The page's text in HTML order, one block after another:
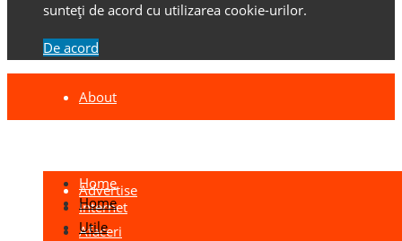
sunteți de acord cu utilizarea cookie-urilor.
De acord
About
Advertise
Home
Internet
Afaceri
Home
Utile